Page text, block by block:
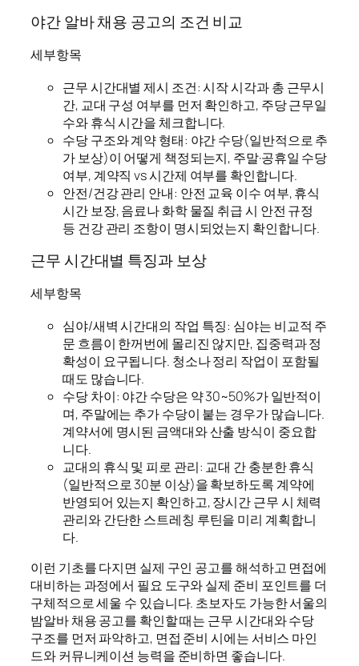
야간 알바 채용 공고의 조건 비교
세부항목
근무 시간대별 제시 조건: 시작 시각과 총 근무시
간, 교대 구성 여부를 먼저 확인하고, 주당 근무일
수와 휴식 시간을 체크합니다.
수당 구조와 계약 형태: 야간 수당(일반적으로 추
가 보상)이 어떻게 책정되는지, 주말·공휴일 수당
여부, 계약직 vs 시간제 여부를 확인합니다.
안전/건강 관리 안내: 안전 교육 이수 여부, 휴식
시간 보장, 음료나 화학 물질 취급 시 안전 규정
등 건강 관리 조항이 명시되었는지 확인합니다.
근무 시간대별 특징과 보상
세부항목
심야/새벽 시간대의 작업 특징: 심야는 비교적 주
문 흐름이 한꺼번에 몰리진 않지만, 집중력과 정
확성이 요구됩니다. 청소나 정리 작업이 포함될
때도 많습니다.
수당 차이: 야간 수당은 약 30~50%가 일반적이
며, 주말에는 추가 수당이 붙는 경우가 많습니다.
계약서에 명시된 금액대와 산출 방식이 중요합
니다.
교대의 휴식 및 피로 관리: 교대 간 충분한 휴식
(일반적으로 30분 이상)을 확보하도록 계약에
반영되어 있는지 확인하고, 장시간 근무 시 체력
관리와 간단한 스트레칭 루틴을 미리 계획합니
다.
이런 기초를 다지면 실제 구인 공고를 해석하고 면접에
대비하는 과정에서 필요 도구와 실제 준비 포인트를 더
구체적으로 세울 수 있습니다. 초보자도 가능한 서울의
밤알바 채용 공고를 확인할 때는 근무 시간대와 수당
구조를 먼저 파악하고, 면접 준비 시에는 서비스 마인
드와 커뮤니케이션 능력을 준비하면 좋습니다.